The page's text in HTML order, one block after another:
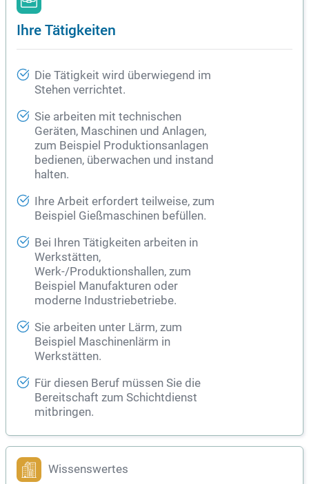
Ihre Tätigkeiten
Die Tätigkeit wird überwiegend im
Stehen verrichtet.
Sie arbeiten mit technischen
Geräten, Maschinen und Anlagen,
zum Beispiel Produktionsanlagen
bedienen, überwachen und instand
halten.
Ihre Arbeit erfordert teilweise, zum
Beispiel Gießmaschinen befüllen.
Bei Ihren Tätigkeiten arbeiten in
Werkstätten,
Werk-/Produktionshallen, zum
Beispiel Manufakturen oder
moderne Industriebetriebe.
Sie arbeiten unter Lärm, zum
Beispiel Maschinenlärm in
Werkstätten.
Für diesen Beruf müssen Sie die
Bereitschaft zum Schichtdienst
mitbringen.
Wissenswertes